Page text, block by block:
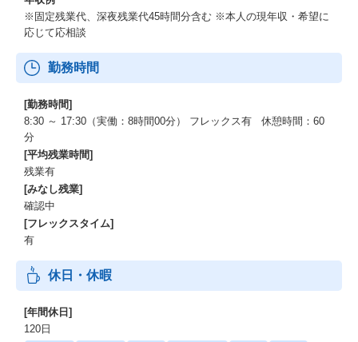
※固定残業代、深夜残業代45時間分含む ※本人の現年収・希望に
応じて応相談
勤務時間
[勤務時間]
8:30 ～ 17:30（実働：8時間00分） フレックス有 休憩時間：60
分
[平均残業時間]
残業有
[みなし残業]
確認中
[フレックスタイム]
有
休日・休暇
[年間休日]
120日